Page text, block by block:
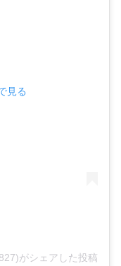
見る
がシェアした投稿